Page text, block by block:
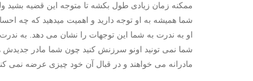
ممکنه زمان زیادی طول بکشه تا متوجه این قضیه بشید
شما همیشه به او توجه دارید و اهمیت میدهید که چه
او به ندرت به شما این توجهات را نشان می دهد. به
شما نمی تونید اونو سرزنش کنید چون شما مادر جدیدش
مادرانه می خواهند و در قبال آن خود چیزی عرضه نمی